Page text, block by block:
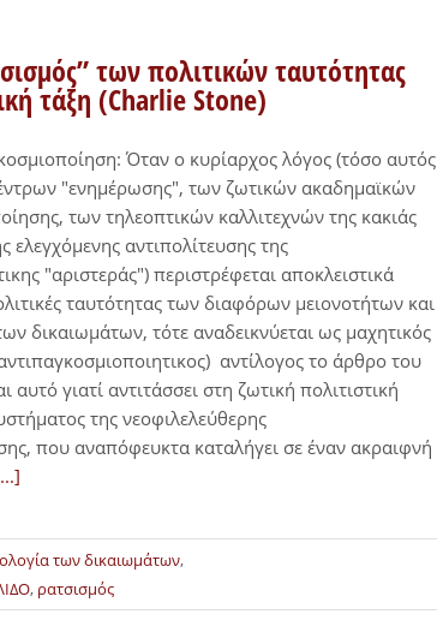
των πολιτικών ταυτότητας
τάξη (Charlie Stone)
Όταν ο κυρίαρχος λόγος (τόσο αυτός
"ενημέρωσης", των ζωτικών ακαδημαϊκών
των τηλεοπτικών καλλιτεχνών της κακιάς
ελεγχόμενης αντιπολίτευσης της
"αριστεράς") περιστρέφεται αποκλειστικά
ταυτότητας των διαφόρων μειονοτήτων και
δικαιωμάτων, τότε αναδεικνύεται ως μαχητικός
αντίλογος το άρθρο του
αυτό γιατί αντιτάσσει στη ζωτική πολιτιστική
της νεοφιλελεύθερης
που αναπόφευκτα καταλήγει σε έναν ακραιφνή
των δικαιωμάτων,
, ρατσισμός